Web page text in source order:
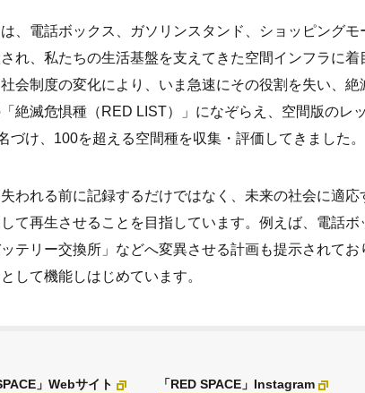
、電話ボックス、ガソリンスタンド、ショッピング
れ、私たちの生活基盤を支えてきた空間インフラに
会制度の変化により、いま急速にその役割を失い、
絶滅危惧種（RED LIST）」になぞらえ、空間版のレ
づけ、100を超える空間種を収集・評価してきました。
われる前に記録するだけではなく、未来の社会に適
て再生させることを目指しています。例えば、電話
テリー交換所」などへ変異させる計画も提示されて
して機能しはじめています。
」Webサイト 「RED SPACE」Instagram